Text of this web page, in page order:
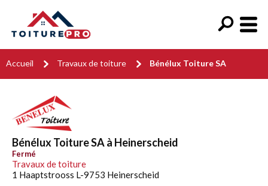
Accueil Travaux de toiture Bénélux Toiture SA
Bénélux Toiture SA à Heinerscheid
Fermé
Travaux de toiture
1 Haaptstrooss L-9753 Heinerscheid